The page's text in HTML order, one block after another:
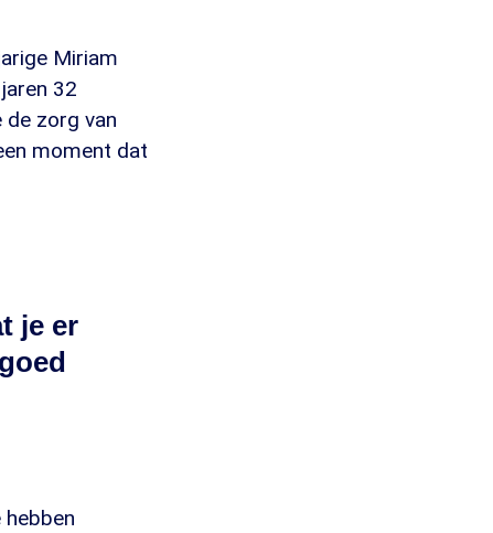
Miriam
32
de zorg van
moment dat
je er